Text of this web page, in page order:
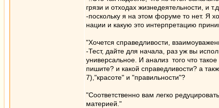
грязи и отходах жизнедеятельности, и
-поскольку я на этом форуме то нет. Я
нации и какую это интерпретацию
"Хочется справедливости,
-Тест, дайте для начала, раз уж вы
универсальное. И анализ того что
пишите? и какой справедливости? а
7),"красоте" и "правильности"?
"Соответственно вам легко
материей."